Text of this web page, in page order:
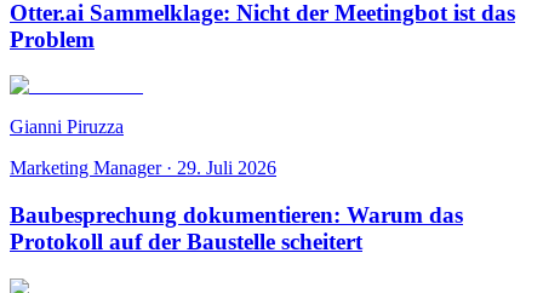
Otter.ai Sammelklage: Nicht der Meetingbot ist das
Problem
Gianni Piruzza
Marketing Manager· 29. Juli 2026
Baubesprechung dokumentieren: Warum das
Protokoll auf der Baustelle scheitert